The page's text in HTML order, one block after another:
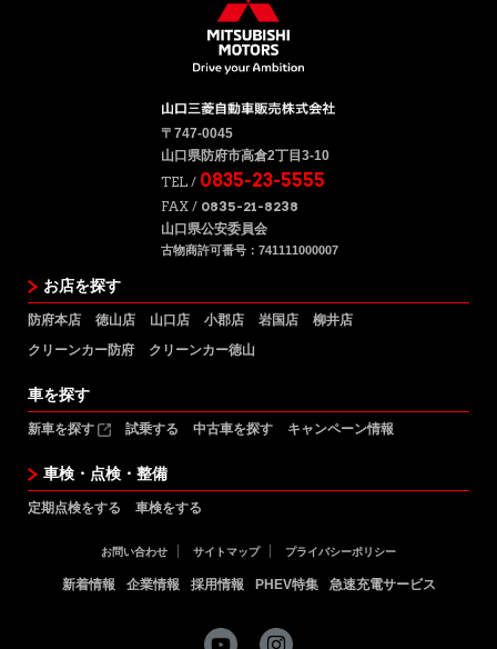
〒747-0045
山口県防府市高倉2丁目3-10
TEL / 0835-23-5555
FAX / 0835-21-8238
山口県公安委員会
古物商許可番号：741111000007
お店を探す
防府本店 徳山店 山口店 小郡店 岩国店
柳井店
クリーンカー防府
クリーンカー徳山
車を探す
新車を探す 試乗する 中古車を探す キャンペーン情報
車検・点検・整備
定期点検をする 車検をする
お問い合わせ サイトマップ プライバシーポリシー
新着情報 企業情報 採用情報 PHEV特集 急速充電サービス